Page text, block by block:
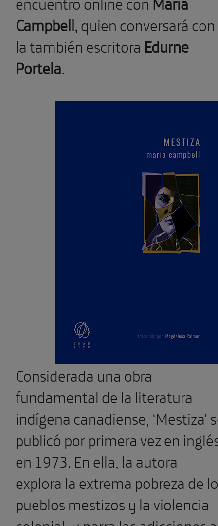
Campbell,quien conversará con
la también escritora Edurne
Portela.
Considerada una obra
fundamental de la literatura
indígena canadiense, ‘Mestiza’
publicó por primera vez en
en 1973. En ella, la autora
explora la extrema pobreza de
pueblos mestizos y la violencia